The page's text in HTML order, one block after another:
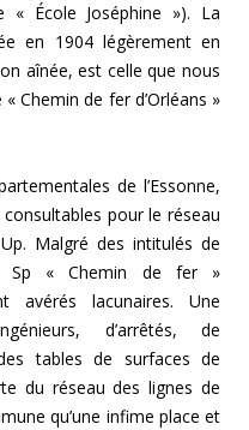
« École Joséphine »). La
en 1904 légèrement en
aînée, est celle que nous
Chemin de fer d’Orléans »
de l’Essonne,
pour le réseau
Malgré des intitulés de
Sp « Chemin de fer »
avérés lacunaires. Une
d’arrêtés, de
tables de surfaces de
du réseau des lignes de
qu’une infime place et